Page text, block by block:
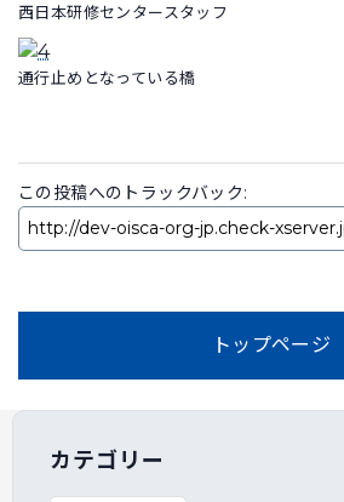
西日本研修センタースタッフ
通行止めとなっている橋
この投稿へのトラックバック:
トップページ
カテゴリー